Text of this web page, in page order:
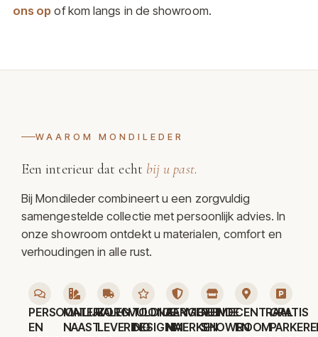
ons op of kom langs in de showroom.
WAAROM MONDILEDER
Een interieur dat echt bij u past.
Bij Mondileder combineert u een zorgvuldig
samengestelde collectie met persoonlijk advies. In
onze showroom ontdekt u materialen, comfort en
verhoudingen in alle rust.
PERSOONLIJK
EN
MATERIALEN
NAAST
ZORGVULDIGE
LEVERING
TOONAANGEVENDE
DESIGNMERKEN
SERVICE
NA
RUIME
SHOWROOM
CENTRAAL
EN
GRATIS